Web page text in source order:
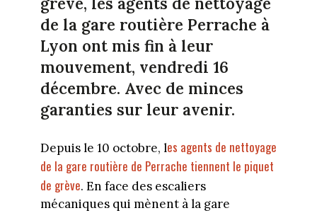
de la gare routière Perrache à
Lyon ont mis fin à leur
mouvement, vendredi 16
décembre. Avec de minces
garanties sur leur avenir.
Depuis le 10 octobre, les agents de nettoyage
de la gare routière de Perrache tiennent le piquet
de grève. En face des escaliers
mécaniques qui mènent à la gare